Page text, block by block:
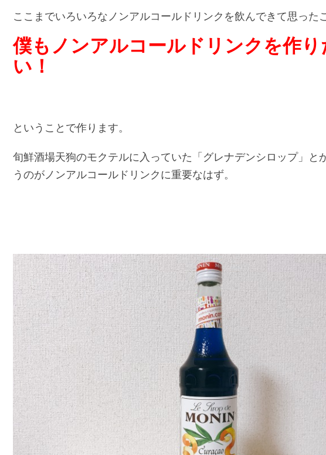
ここまでいろいろなノンアルコールドリンクを飲んできて思った
僕もノンアルコールドリンクを作り
い！
ということで作ります。
旬鮮酒場天狗のモクテルに入っていた「グレナデンシロップ」と
うのがノンアルコールドリンクに重要なはず。